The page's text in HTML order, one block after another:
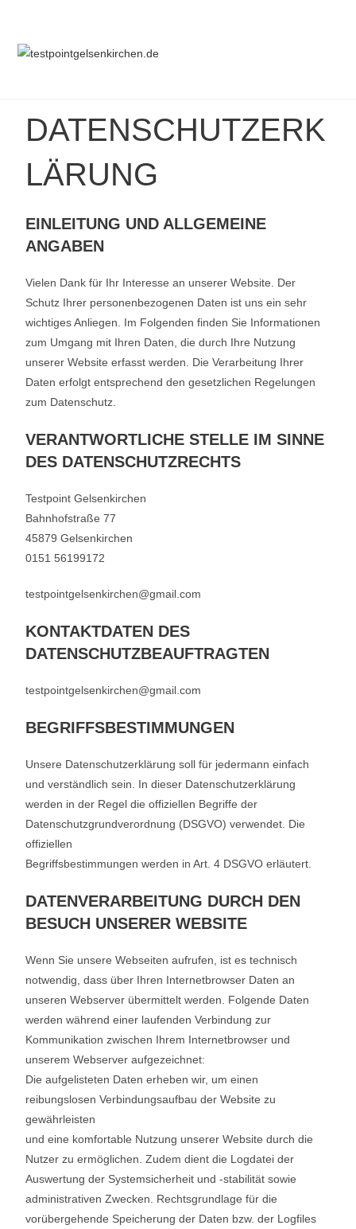
DATENSCHUTZERK
LÄRUNG
EINLEITUNG UND ALLGEMEINE
ANGABEN
Vielen Dank für Ihr Interesse an unserer Website. Der
Schutz Ihrer personenbezogenen Daten ist uns ein sehr
wichtiges Anliegen. Im Folgenden finden Sie Informationen
zum Umgang mit Ihren Daten, die durch Ihre Nutzung
unserer Website erfasst werden. Die Verarbeitung Ihrer
Daten erfolgt entsprechend den gesetzlichen Regelungen
zum Datenschutz.
VERANTWORTLICHE STELLE IM SINNE
DES DATENSCHUTZRECHTS
Testpoint Gelsenkirchen
Bahnhofstraße 77
45879 Gelsenkirchen
0151 56199172
testpointgelsenkirchen@gmail.com
KONTAKTDATEN DES
DATENSCHUTZBEAUFTRAGTEN
testpointgelsenkirchen@gmail.com
BEGRIFFSBESTIMMUNGEN
Unsere Datenschutzerklärung soll für jedermann einfach
und verständlich sein. In dieser Datenschutzerklärung
werden in der Regel die offiziellen Begriffe der
Datenschutzgrundverordnung (DSGVO) verwendet. Die
offiziellen
Begriffsbestimmungen werden in Art. 4 DSGVO erläutert.
DATENVERARBEITUNG DURCH DEN
BESUCH UNSERER WEBSITE
Wenn Sie unsere Webseiten aufrufen, ist es technisch
notwendig, dass über Ihren Internetbrowser Daten an
unseren Webserver übermittelt werden. Folgende Daten
werden während einer laufenden Verbindung zur
Kommunikation zwischen Ihrem Internetbrowser und
unserem Webserver aufgezeichnet:
Die aufgelisteten Daten erheben wir, um einen
reibungslosen Verbindungsaufbau der Website zu
gewährleisten
und eine komfortable Nutzung unserer Website durch die
Nutzer zu ermöglichen. Zudem dient die Logdatei der
Auswertung der Systemsicherheit und -stabilität sowie
administrativen Zwecken. Rechtsgrundlage für die
vorübergehende Speicherung der Daten bzw. der Logfiles